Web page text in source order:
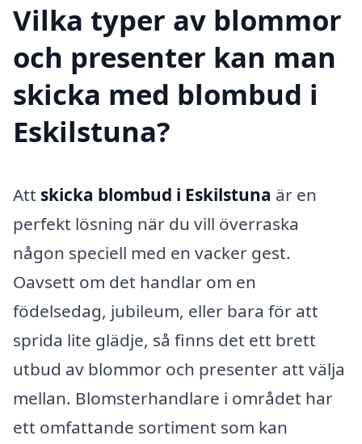
Vilka typer av blommor
och presenter kan man
skicka med blombud i
Eskilstuna?
Att skicka blombud i Eskilstuna är en
perfekt lösning när du vill överraska
någon speciell med en vacker gest.
Oavsett om det handlar om en
födelsedag, jubileum, eller bara för att
sprida lite glädje, så finns det ett brett
utbud av blommor och presenter att välja
mellan. Blomsterhandlare i området har
ett omfattande sortiment som kan